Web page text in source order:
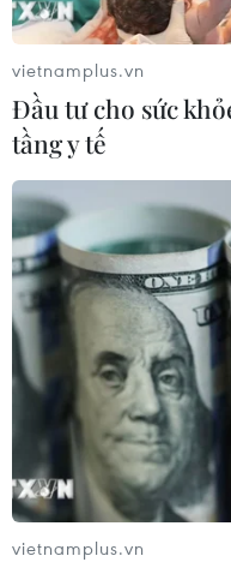
vietnamplus.vn
Đầu tư cho sức
tầng y tế
vietnamplus.vn